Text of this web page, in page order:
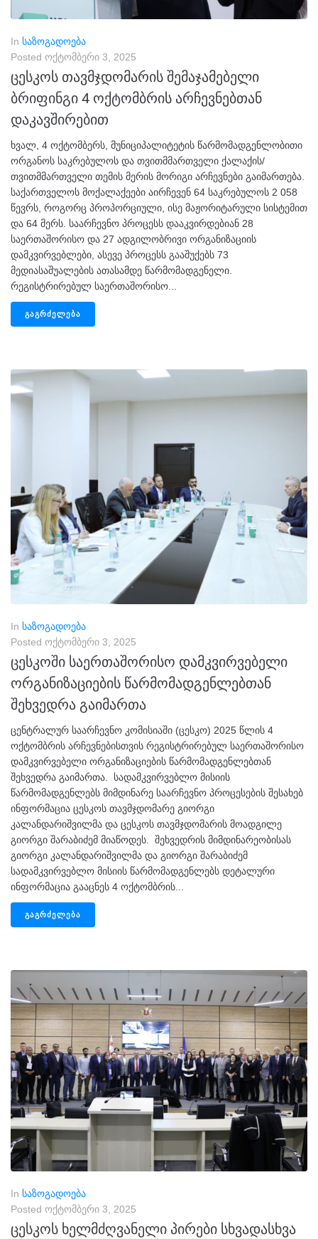
In საზოგადოება
Posted ოქტომბერი 3, 2025
ცესკოს თავმჯდომარის შემაჯამებელი
ბრიფინგი 4 ოქტომბრის არჩევნებთან
დაკავშირებით
ხვალ, 4 ოქტომბერს, მუნიციპალიტეტის წარმომადგენლობითი
ორგანოს საკრებულოს და თვითმმართველი ქალაქის/
თვითმმართველი თემის მერის მორიგი არჩევნები გაიმართება.
საქართველოს მოქალაქეები აირჩევენ 64 საკრებულოს 2 058
წევრს, როგორც პროპორციული, ისე მაჟორიტარული სისტემით
და 64 მერს. საარჩევნო პროცესს დააკვირდებიან 28
საერთაშორისო და 27 ადგილობრივი ორგანიზაციის
დამკვირვებლები, ასევე პროცესს გააშუქებს 73
მედიასაშუალების ათასამდე წარმომადგენელი.
რეგისტრირებულ საერთაშორისო...
ᲒᲐᲒᲠᲫᲔᲚᲔᲑᲐ
In საზოგადოება
Posted ოქტომბერი 3, 2025
ცესკოში საერთაშორისო დამკვირვებელი
ორგანიზაციების წარმომადგენლებთან
შეხვედრა გაიმართა
ცენტრალურ საარჩევნო კომისიაში (ცესკო) 2025 წლის 4
ოქტომბრის არჩევნებისთვის რეგისტრირებულ საერთაშორისო
დამკვირვებელი ორგანიზაციების წარმომადგენლებთან
შეხვედრა გაიმართა. სადამკვირვებლო მისიის
წარმომადგენლებს მიმდინარე საარჩევნო პროცესების შესახებ
ინფორმაცია ცესკოს თავმჯდომარე გიორგი
კალანდარიშვილმა და ცესკოს თავმჯდომარის მოადგილე
გიორგი შარაბიძემ მიაწოდეს. შეხვედრის მიმდინარეობისას
გიორგი კალანდარიშვილმა და გიორგი შარაბიძემ
სადამკვირვებლო მისიის წარმომადგენლებს დეტალური
ინფორმაცია გააცნეს 4 ოქტომბრის...
ᲒᲐᲒᲠᲫᲔᲚᲔᲑᲐ
In საზოგადოება
Posted ოქტომბერი 3, 2025
ცესკოს ხელმძღვანელი პირები სხვადასხვა